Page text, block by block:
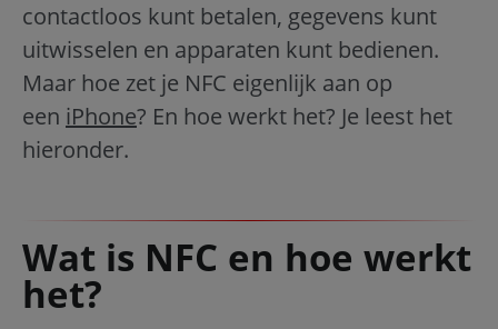
contactloos kunt betalen, gegevens kunt
uitwisselen en apparaten kunt bedienen.
Maar hoe zet je NFC eigenlijk aan op
een iPhone? En hoe werkt het? Je leest het
hieronder.
Wat is NFC en hoe werkt
het?